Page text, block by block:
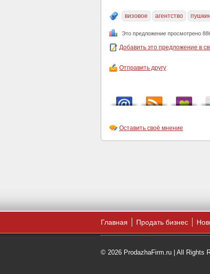
визовое агентство
Это предложение просмотрено
Добавить это предложение в
Отправить другу
Оставить своё мнение
Главная Продать бизнес
© 2026 ProdazhaFirm.ru | All Rights